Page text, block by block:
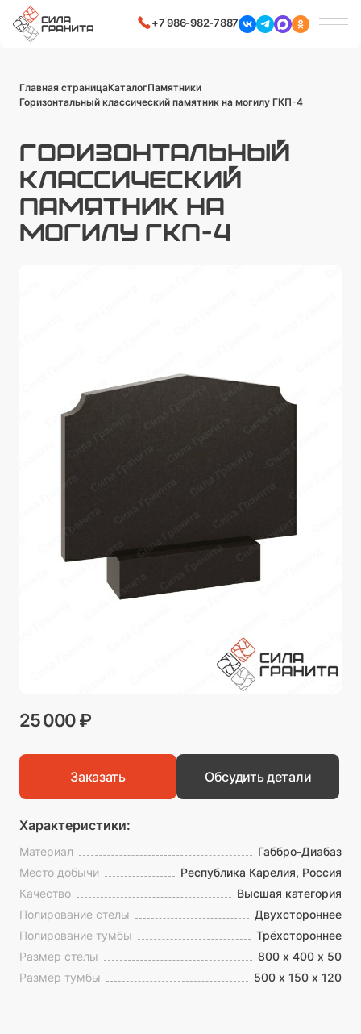
+7 986-982-7887
Главная страницаКаталогПамятники
Горизонтальный классический памятник на могилу ГКП-4
ГОРИЗОНТАЛЬНЫЙ
КЛАССИЧЕСКИЙ
ПАМЯТНИК НА
МОГИЛУ ГКП-4
25 000 ₽
Характеристики:
Материал
Габбро-Диабаз
Место добычи
Республика Карелия, Россия
Качество
Высшая категория
Полирование стелы
Двухстороннее
Полирование тумбы
Трёхстороннее
Размер стелы
800 х 400 х 50
Размер тумбы
500 х 150 х 120
Заказать Обсудить детали